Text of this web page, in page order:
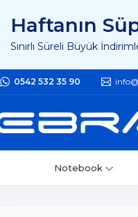
Haftanın
Sınırlı Süreli Büyük
0542 532 35 90
Notebook